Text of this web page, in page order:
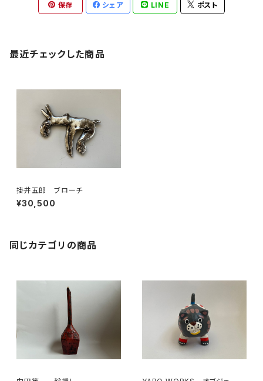
保存 シェア LINE ポスト
最近チェックした商品
掛井五郎 ブローチ
¥30,500
同じカテゴリの商品